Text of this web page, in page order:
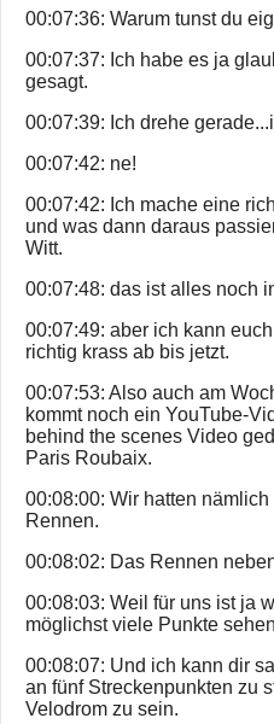
00:07:36: Warum tunst du
00:07:37: Ich habe es ja
gesagt.
00:07:39: Ich drehe
00:07:42: ne!
00:07:42: Ich mache eine
und was dann daraus
Witt.
00:07:48: das ist alles noch
00:07:49: aber ich kann
richtig krass ab bis jetzt.
00:07:53: Also auch am
kommt noch ein YouTube-
behind the scenes Video
Paris Roubaix.
00:08:00: Wir hatten
Rennen.
00:08:02: Das Rennen
00:08:03: Weil für uns ist ja
möglichst viele Punkte
00:08:07: Und ich kann dir
an fünf Streckenpunkten zu
Velodrom zu sein.